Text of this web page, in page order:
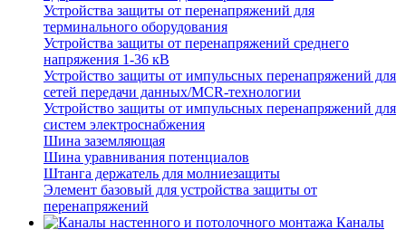
Устройства защиты от перенапряжений для
терминального оборудования
Устройства защиты от перенапряжений среднего
напряжения 1-36 кВ
Устройство защиты от импульсных перенапряжений для
сетей передачи данных/MCR-технологии
Устройство защиты от импульсных перенапряжений для
систем электроснабжения
Шина заземляющая
Шина уравнивания потенциалов
Штанга держатель для молниезащиты
Элемент базовый для устройства защиты от
перенапряжений
Каналы